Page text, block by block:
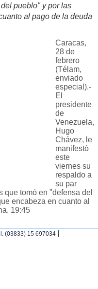
pueblo" y por las
al pago de la deuda
Caracas,
28 de
febrero
(Télam,
enviado
especial).-
El
presidente
de
Venezuela,
Hugo
Chávez, le
manifestó
este
viernes su
respaldo a
su par
que tomó en "defensa del
encabeza en cuanto al
19:45
(03833) 15 697034 |